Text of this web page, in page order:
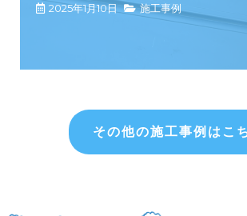
2025年1月10日 施工事例
その他の施工事例はこ